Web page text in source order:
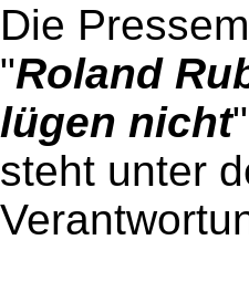
Die
"Roland
lügen nicht"
steht unter